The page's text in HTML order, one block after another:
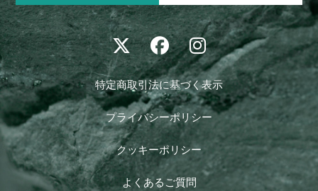
特定商取引法に基づく表示
プライバシーポリシー
クッキーポリシー
よくあるご質問